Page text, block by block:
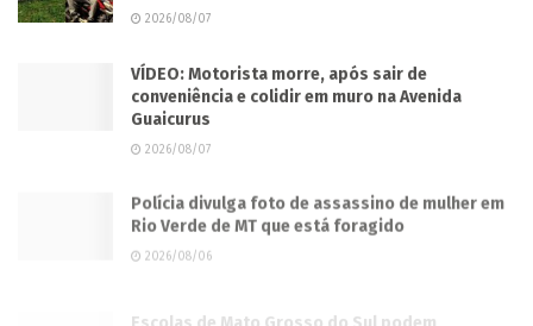
2026/08/07
VÍDEO: Motorista morre, após sair de
conveniência e colidir em muro na Avenida
Guaicurus
2026/08/07
Polícia divulga foto de assassino de mulher em
Rio Verde de MT que está foragido
participar da Gincana Guardiões do Pantanal